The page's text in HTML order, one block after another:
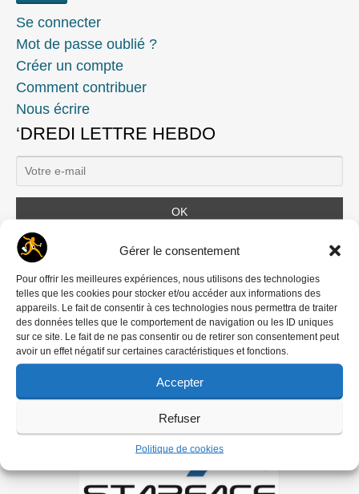
Gérer le consentement
Pour offrir les meilleures expériences, nous utilisons des technologies
telles que les cookies pour stocker et/ou accéder aux informations des
appareils. Le fait de consentir à ces technologies nous permettra de traiter
des données telles que le comportement de navigation ou les ID uniques
sur ce site. Le fait de ne pas consentir ou de retirer son consentement peut
avoir un effet négatif sur certaines caractéristiques et fonctions.
Accepter
Refuser
Politique de cookies
Se connecter
Mot de passe oublié ?
Créer un compte
Comment contribuer
Nous écrire
‘DREDI LETTRE HEBDO
Ils nous soutiennent